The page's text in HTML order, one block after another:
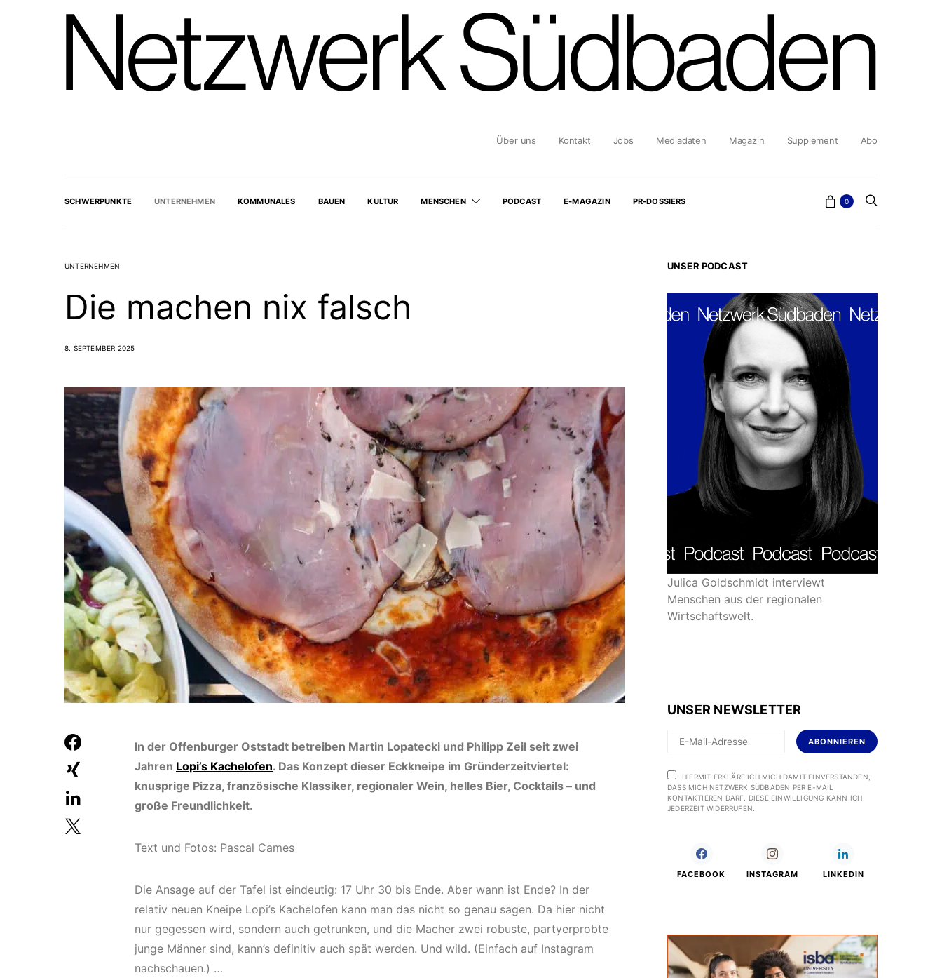
Über uns Kontakt Jobs Mediadaten Magazin Supplement Abo
SCHWERPUNKTE UNTERNEHMEN KOMMUNALES BAUEN KULTUR MENSCHEN PODCAST E-MAGAZIN PR-DOSSIERS 0
UNTERNEHMEN
Die machen nix falsch
8. SEPTEMBER 2025
In der Offenburger Oststadt betreiben Martin Lopatecki und Philipp Zeil seit zwei
Jahren Lopi’s Kachelofen. Das Konzept dieser Eckkneipe im Gründerzeitviertel:
knusprige Pizza, französische Klassiker, regionaler Wein, helles Bier, Cocktails – und
große Freundlichkeit.
Text und Fotos: Pascal Cames
Die Ansage auf der Tafel ist eindeutig: 17 Uhr 30 bis Ende. Aber wann ist Ende? In der
relativ neuen Kneipe Lopi’s Kachelofen kann man das nicht so genau sagen. Da hier nicht
nur gegessen wird, sondern auch getrunken, und die Macher zwei robuste, partyerprobte
junge Männer sind, kann’s definitiv auch spät werden. Und wild. (Einfach auf Instagram
nachschauen.) …
UNSER PODCAST
Julica Goldschmidt interviewt
Menschen aus der regionalen
Wirtschaftswelt.
UNSER NEWSLETTER
ABONNIEREN
HIERMIT ERKLÄRE ICH MICH DAMIT EINVERSTANDEN,
DASS MICH NETZWERK SÜDBADEN PER E-MAIL
KONTAKTIEREN DARF. DIESE EINWILLIGUNG KANN ICH
JEDERZEIT WIDERRUFEN.
FACEBOOK INSTAGRAM LINKEDIN